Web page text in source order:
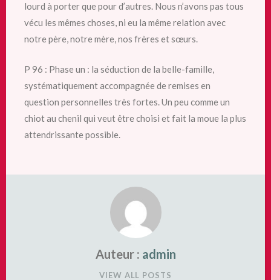
lourd à porter que pour d’autres. Nous n’avons pas tous
vécu les mêmes choses, ni eu la même relation avec
notre père, notre mère, nos frères et sœurs.
P 96 : Phase un : la séduction de la belle-famille,
systématiquement accompagnée de remises en
question personnelles très fortes. Un peu comme un
chiot au chenil qui veut être choisi et fait la moue la plus
attendrissante possible.
Auteur : admin
VIEW ALL POSTS